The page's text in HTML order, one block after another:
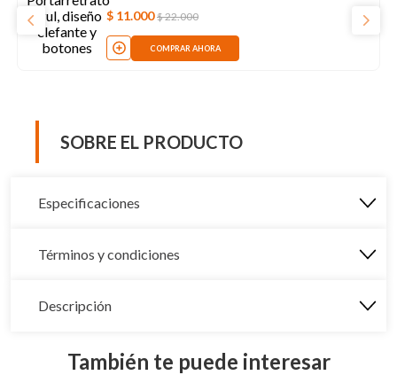
$ 11.000 $22.000
COMPRAR AHORA
SOBRE EL PRODUCTO
Especificaciones
Términos y condiciones
Descripción
También te puede interesar